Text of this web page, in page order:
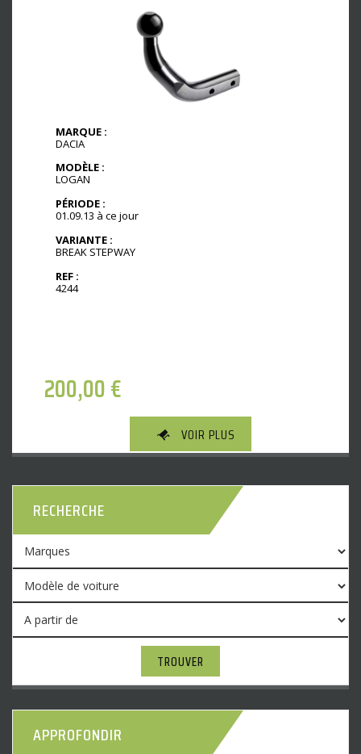
MARQUE :
DACIA
MODÈLE :
LOGAN
PÉRIODE :
01.09.13 à ce jour
VARIANTE :
BREAK STEPWAY
REF :
4244
200,00€
VOIR PLUS
RECHERCHE
TROUVER
APPROFONDIR